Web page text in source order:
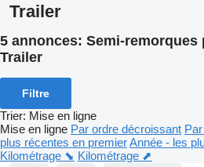
Trailer
5 annonces: Semi-remorques
Trailer
Filtre
Trier: Mise en ligne
Mise en ligne Par ordre décroissant
plus récentes en premierAnnée - les
Kilométrage ⬊ Kilométrage ⬈